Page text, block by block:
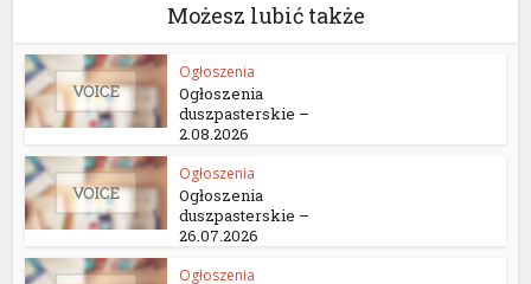
Możesz lubić także
Ogłoszenia
Ogłoszenia
duszpasterskie –
2.08.2026
Ogłoszenia
Ogłoszenia
duszpasterskie –
26.07.2026
Ogłoszenia